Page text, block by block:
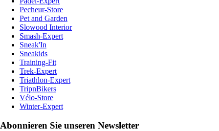
Pecheur-Store
Pet and Garden
Slowood Interior
Smash-Expert
Sneak'In
Sneakids
Training-Fit
Trek-Expert
Triathlon-Expert
TripnBikers
Vélo-Store
Winter-Expert
Abonnieren Sie unseren Newsletter